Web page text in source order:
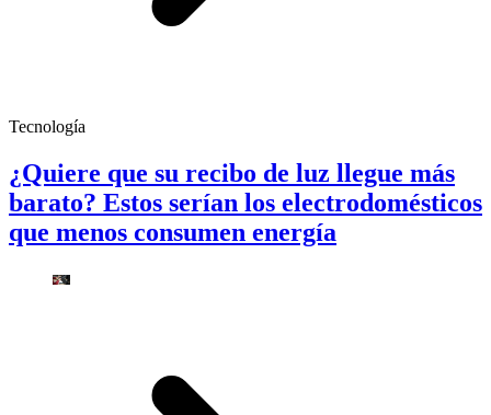
Tecnología
¿Quiere que su recibo de luz llegue más
barato? Estos serían los electrodomésticos
que menos consumen energía